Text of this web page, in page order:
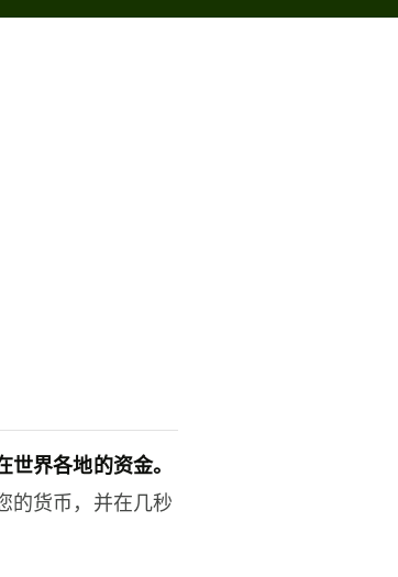
世界各地的资金。
的货币，并在几秒